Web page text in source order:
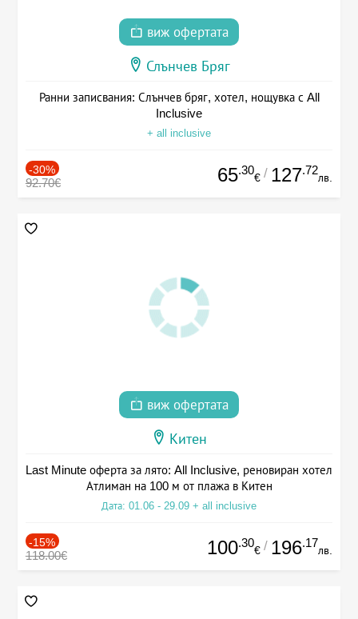
виж офертата
Слънчев Бряг
Ранни записвания: Слънчев бряг, хотел, нощувка с All
Inclusive
+ all inclusive
-30%
92.70€ 65.30
€ / 127.72
лв.
виж офертата
Китен
Last Minute оферта за лято: All Inclusive, реновиран хотел
Атлиман на 100 м от плажа в Китен
Дата: 01.06 - 29.09 + all inclusive
-15%
118.00€ 100.30
€ / 196.17
лв.